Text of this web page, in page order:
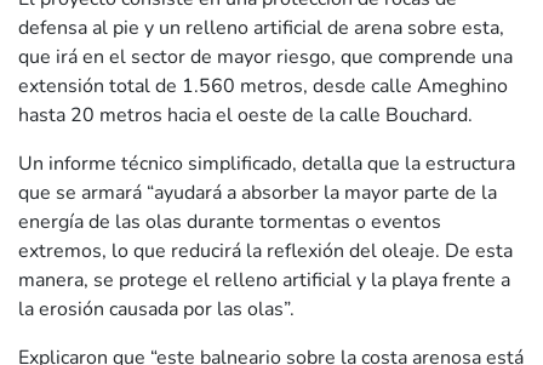
defensa al pie y un relleno artificial de arena sobre esta,
que irá en el sector de mayor riesgo, que comprende una
extensión total de 1.560 metros, desde calle Ameghino
hasta 20 metros hacia el oeste de la calle Bouchard.
Un informe técnico simplificado, detalla que la estructura
que se armará “ayudará a absorber la mayor parte de la
energía de las olas durante tormentas o eventos
extremos, lo que reducirá la reflexión del oleaje. De esta
manera, se protege el relleno artificial y la playa frente a
la erosión causada por las olas”.
Explicaron que “este balneario sobre la costa arenosa está